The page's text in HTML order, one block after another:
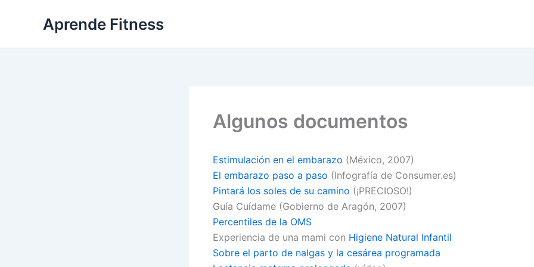
Aprende Fitness
Algunos documentos
Estimulación en el embarazo (México, 2007)
El embarazo paso a paso (Infografía de Consumer.es)
Pintará los soles de su camino (¡PRECIOSO!)
Guía Cuídame (Gobierno de Aragón, 2007)
Percentiles de la OMS
Experiencia de una mami con Higiene Natural Infantil
Sobre el parto de nalgas y la cesárea programada